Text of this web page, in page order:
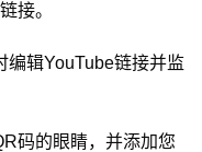
接。
编辑YouTube链接并监
码的眼睛，并添加您